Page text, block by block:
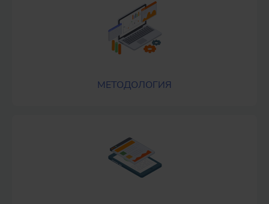
МЕТОДОЛОГИЯ